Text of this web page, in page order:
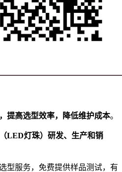
提高选型效率，降低维护成本。
LED灯珠）研发、生产和销
型服务，免费提供样品测试，有